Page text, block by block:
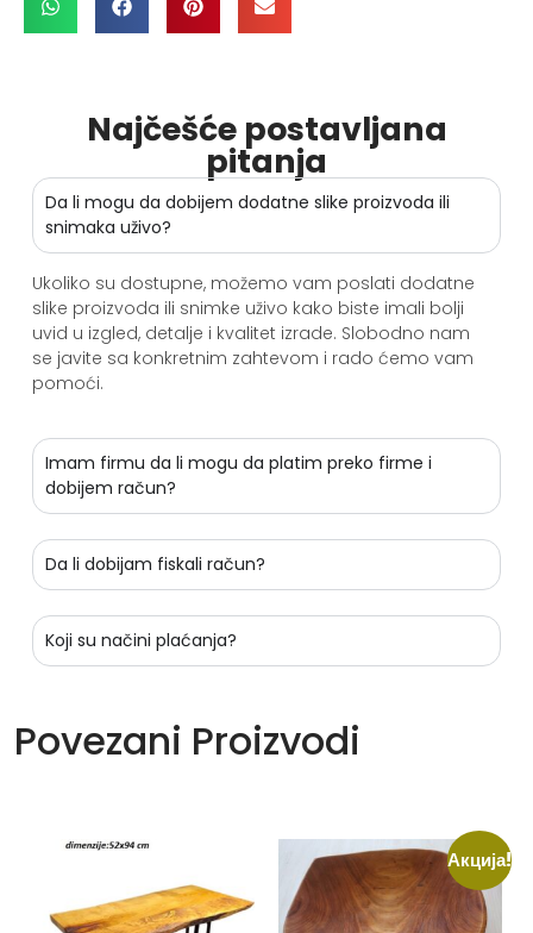
Najčešće postavljana
pitanja
Da li mogu da dobijem dodatne slike proizvoda ili
snimaka uživo?
Ukoliko su dostupne, možemo vam poslati dodatne
slike proizvoda ili snimke uživo kako biste imali bolji
uvid u izgled, detalje i kvalitet izrade. Slobodno nam
se javite sa konkretnim zahtevom i rado ćemo vam
pomoći.
Imam firmu da li mogu da platim preko firme i
dobijem račun?
Da li dobijam fiskali račun?
Koji su načini plaćanja?
Povezani Proizvodi
Акција!